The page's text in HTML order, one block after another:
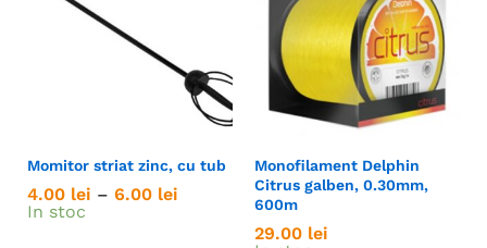
Momitor striat zinc, cu tub
4.00 lei – 6.00 lei
In stoc
Monofilament Delphin
Citrus galben, 0.30mm,
600m
29.00 lei